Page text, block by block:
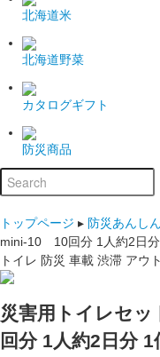
北海道米
北海道野菜
カタログギフト
防災商品
トップページ ▸ 防災あんし
mini-10 10回分 1人約2日分
トイレ 防災 車載 渋滞 アウ
災害用トイレセ
回分 1人約2日分